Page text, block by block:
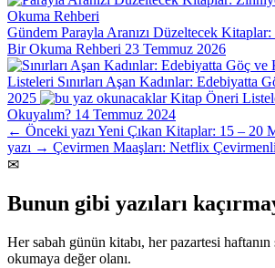
Gündem Parayla Aranızı Düzeltecek Kitaplar:
Bir Okuma Rehberi 23 Temmuz 2026
Listeleri Sınırları Aşan Kadınlar: Edebiyatta
2025
Kitap Öneri
Okuyalım? 14 Temmuz 2024
← Önceki yazıYeni Çıkan Kitaplar: 15 – 20
yazı → Çevirmen Maaşları: Netflix
✉
Bunun gibi yazıları
Her sabah günün kitabı, her pazartesi haftanın
okumaya değer olanı.